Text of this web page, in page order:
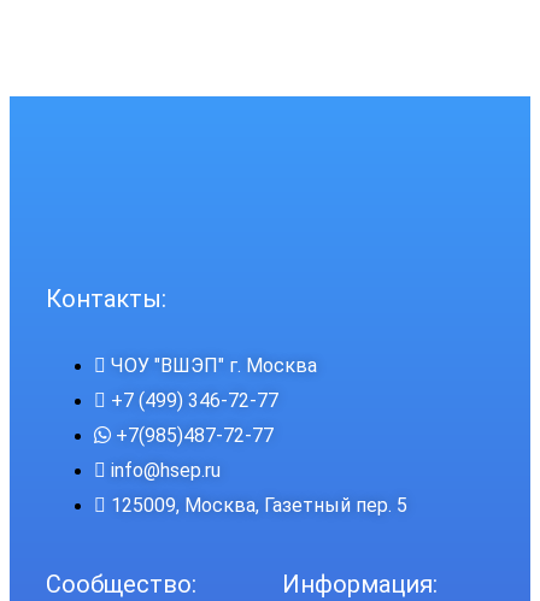
Контакты:
ЧОУ "ВШЭП" г. Москва
+7 (499) 346-72-77
+7(985)487-72-77
info@hsep.ru
125009, Москва, Газетный пер. 5
Сообщество: Информация: